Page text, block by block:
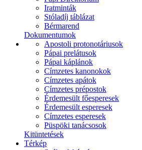
Iratminták
Stóladíj táblázat
Bérmarend
Dokumentumok
Apostoli protonotáriusok
Pápai prelátusok
Pápai káplánok
Címzetes kanonokok
Címzetes apátok
Címzetes prépostok
Érdemesült főesperesek
Érdemesült esperesek
Címzetes esperesek
Püspöki tanácsosok
Kitüntetések
Térkép